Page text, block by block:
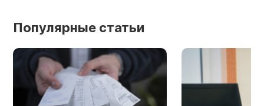
Популярные статьи